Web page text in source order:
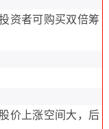
资者可购买双倍筹
价上涨空间大，后